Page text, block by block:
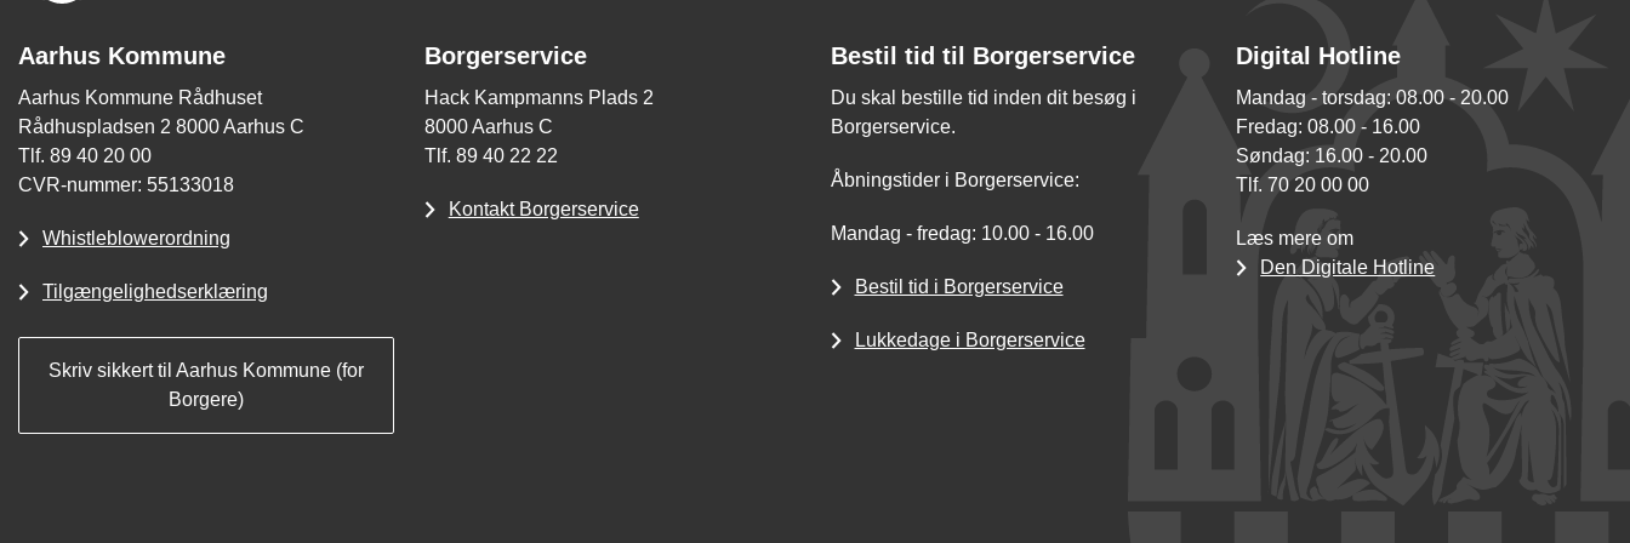
Aarhus Kommune
Aarhus Kommune Rådhuset
Rådhuspladsen 2 8000 Aarhus C
Tlf. 89 40 20 00
CVR-nummer: 55133018
Whistleblowerordning
Tilgængelighedserklæring
Skriv sikkert til Aarhus Kommune (for
Borgere)
Borgerservice
Hack Kampmanns Plads 2
8000 Aarhus C
Tlf. 89 40 22 22
Kontakt Borgerservice
Bestil tid til Borgerservice
Du skal bestille tid inden dit besøg i
Borgerservice.
Åbningstider i Borgerservice:
Mandag - fredag: 10.00 - 16.00
Bestil tid i Borgerservice
Lukkedage i Borgerservice
Digital Hotline
Mandag - torsdag: 08.00 - 20.00
Fredag: 08.00 - 16.00
Søndag: 16.00 - 20.00
Tlf. 70 20 00 00
Læs mere om
Den Digitale Hotline